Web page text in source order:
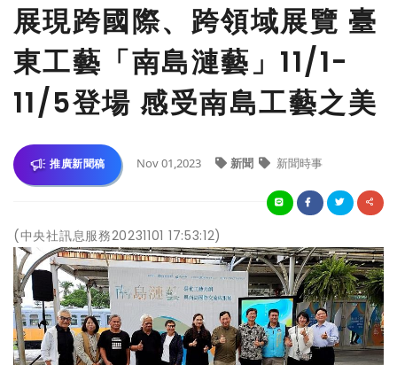
展現跨國際、跨領域展覽 臺
東工藝「南島漣藝」11/1-
11/5登場 感受南島工藝之美
推廣新聞稿 Nov 01,2023 新聞 新聞時事
(中央社訊息服務20231101 17:53:12)